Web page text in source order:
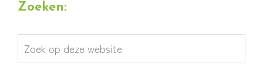
Zoeken:
Zoek
op